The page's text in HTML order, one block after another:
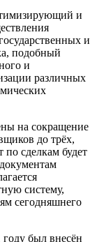
и
и
подобный
и
различных
на сокращение
до трёх,
по сделкам будет
систему,
сегодняшнего
был внесён